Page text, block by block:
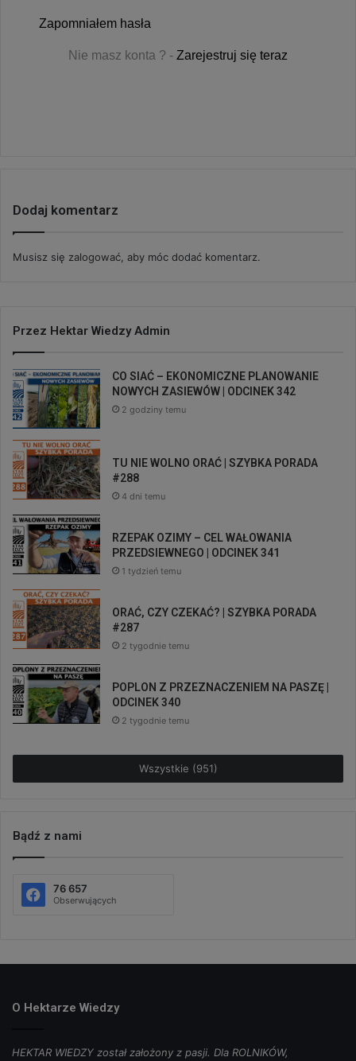
Zapomniałem hasła
Nie masz konta ? - Zarejestruj się teraz
Dodaj komentarz
Musisz się zalogować, aby móc dodać komentarz.
Przez Hektar Wiedzy Admin
CO SIAĆ – EKONOMICZNE PLANOWANIE
NOWYCH ZASIEWÓW | ODCINEK 342
2 godziny temu
TU NIE WOLNO ORAĆ | SZYBKA PORADA
#288
4 dni temu
RZEPAK OZIMY – CEL WAŁOWANIA
PRZEDSIEWNEGO | ODCINEK 341
1 tydzień temu
ORAĆ, CZY CZEKAĆ? | SZYBKA PORADA
#287
2 tygodnie temu
POPLON Z PRZEZNACZENIEM NA PASZĘ |
ODCINEK 340
2 tygodnie temu
Wszystkie (951)
Bądź z nami
76 657
Obserwujących
O Hektarze Wiedzy
HEKTAR WIEDZY został założony z pasji. Dla ROLNIKÓW,